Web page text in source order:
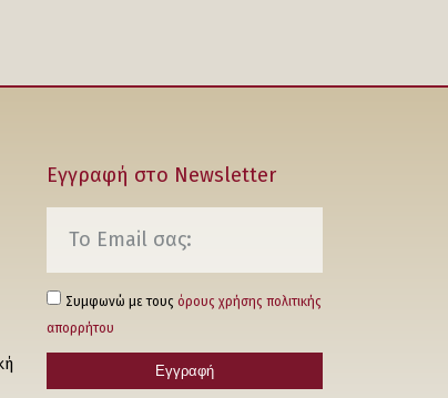
Εγγραφή στο Νewsletter
Συμφωνώ με τους όρους χρήσης πολιτικής
απορρήτου
Εγγραφή